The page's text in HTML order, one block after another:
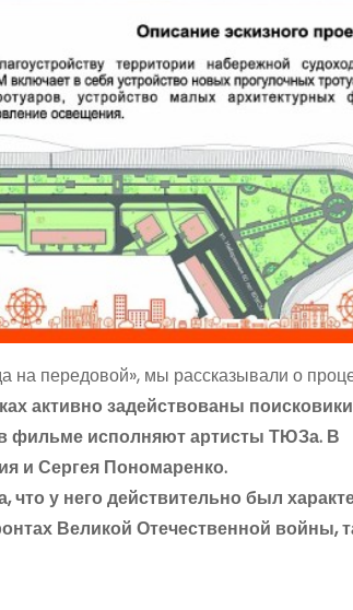
на передовой», мы рассказывали о
активно задействованы
в фильме исполняют артисты ТЮЗа. В
и Сергея Пономаренко.
у него действительно был
Великой Отечественной войны,